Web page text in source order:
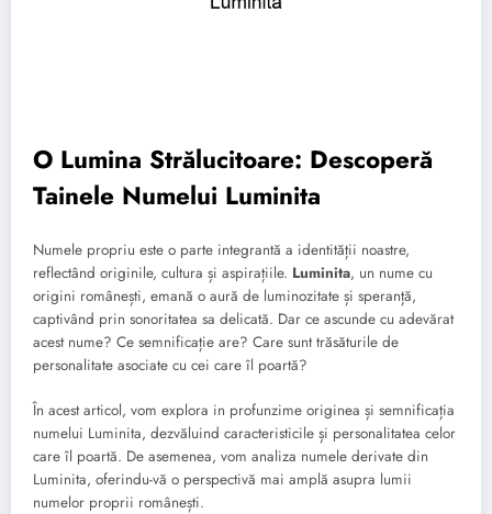
O Lumina Strălucitoare: Descoperă
Tainele Numelui Luminita
Numele propriu este o parte integrantă a identității noastre,
reflectând originile, cultura și aspirațiile. Luminita, un nume cu
origini românești, emană o aură de luminozitate și speranță,
captivând prin sonoritatea sa delicată. Dar ce ascunde cu adevărat
acest nume? Ce semnificație are? Care sunt trăsăturile de
personalitate asociate cu cei care îl poartă?
În acest articol, vom explora in profunzime originea și semnificația
numelui Luminita, dezvăluind caracteristicile și personalitatea celor
care îl poartă. De asemenea, vom analiza numele derivate din
Luminita, oferindu-vă o perspectivă mai amplă asupra lumii
numelor proprii românești.